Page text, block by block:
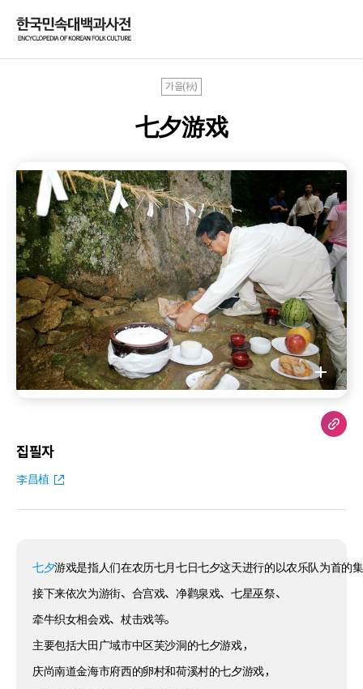
가을(秋)
七夕游戏
집필자
李昌植
七夕游戏是指人们在农历七月七日七夕这天进行的以农乐队为首的
接下来依次为游街、合宫戏、净鹳泉戏、七星巫祭、
牵牛织女相会戏、杖击戏等。
主要包括大田广域市中区芙沙洞的七夕游戏，
庆尚南道金海市府西的卵村和荷溪村的七夕游戏，